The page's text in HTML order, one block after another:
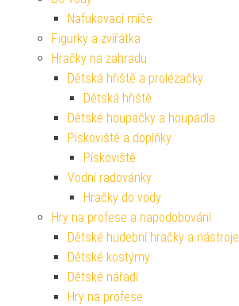
Nafukovací míče
Figurky a zvířátka
Hračky na zahradu
Dětská hřiště a prolézačky
Dětská hřiště
Dětské houpačky a houpadla
Pískoviště a doplňky
Pískoviště
Vodní radovánky
Hračky do vody
Hry na profese a napodobování
Dětské hudební hračky a nástroje
Dětské kostýmy
Dětské nářadí
Hry na profese